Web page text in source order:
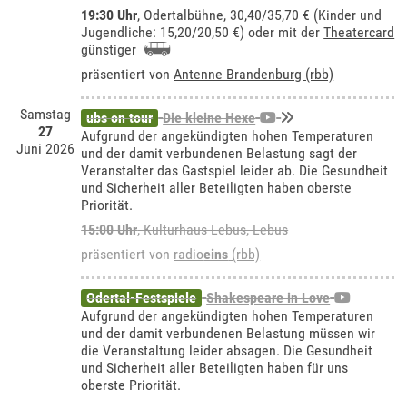
19:30 Uhr, Odertalbühne, 30,40/35,70 € (Kinder und
Jugendliche: 15,20/20,50 €) oder mit derTheatercard
günstiger
präsentiert vonAntenne Brandenburg (rbb)
Samstag
27
Juni 2026
ubs on tour Die kleine Hexe
Aufgrund der angekündigten hohen Temperaturen
und der damit verbundenen Belastung sagt der
Veranstalter das Gastspiel leider ab. Die Gesundheit
und Sicherheit aller Beteiligten haben oberste
Priorität.
15:00 Uhr,Kulturhaus Lebus, Lebus
präsentiert vonradioeins(rbb)
Odertal-Festspiele Shakespeare in Love
Aufgrund der angekündigten hohen Temperaturen
und der damit verbundenen Belastung müssen wir
die Veranstaltung leider absagen. Die Gesundheit
und Sicherheit aller Beteiligten haben für uns
oberste Priorität.